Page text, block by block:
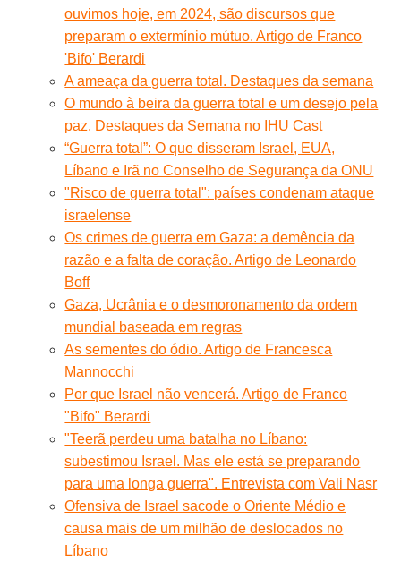
ouvimos hoje, em 2024, são discursos que
preparam o extermínio mútuo. Artigo de Franco
'Bifo' Berardi
A ameaça da guerra total. Destaques da semana
O mundo à beira da guerra total e um desejo pela
paz. Destaques da Semana no IHU Cast
“Guerra total”: O que disseram Israel, EUA,
Líbano e Irã no Conselho de Segurança da ONU
"Risco de guerra total": países condenam ataque
israelense
Os crimes de guerra em Gaza: a demência da
razão e a falta de coração. Artigo de Leonardo
Boff
Gaza, Ucrânia e o desmoronamento da ordem
mundial baseada em regras
As sementes do ódio. Artigo de Francesca
Mannocchi
Por que Israel não vencerá. Artigo de Franco
"Bifo" Berardi
"Teerã perdeu uma batalha no Líbano:
subestimou Israel. Mas ele está se preparando
para uma longa guerra". Entrevista com Vali Nasr
Ofensiva de Israel sacode o Oriente Médio e
causa mais de um milhão de deslocados no
Líbano